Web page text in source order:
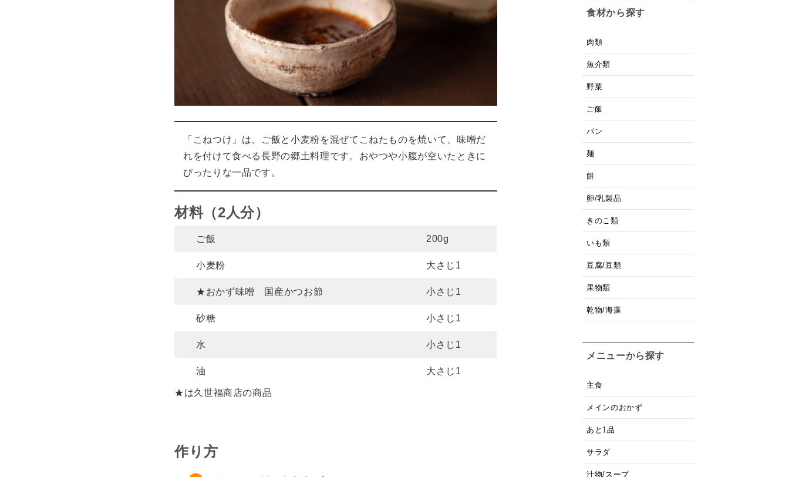
「こねつけ」は、ご飯と小麦粉を混ぜてこねたものを焼いて、味噌だ
れを付けて食べる長野の郷土料理です。おやつや小腹が空いたときに
ぴったりな一品です。
材料（2人分）
ご飯 200g
小麦粉 大さじ1
★おかず味噌 国産かつお節 小さじ1
砂糖 小さじ1
水 小さじ1
油 大さじ1
★は久世福商店の商品
作り方
食材から探す
肉類
魚介類
野菜
ご飯
パン
麺
餅
卵/乳製品
きのこ類
いも類
豆腐/豆類
果物類
乾物/海藻
メニューから探す
主食
メインのおかず
あと1品
サラダ
汁物/スープ